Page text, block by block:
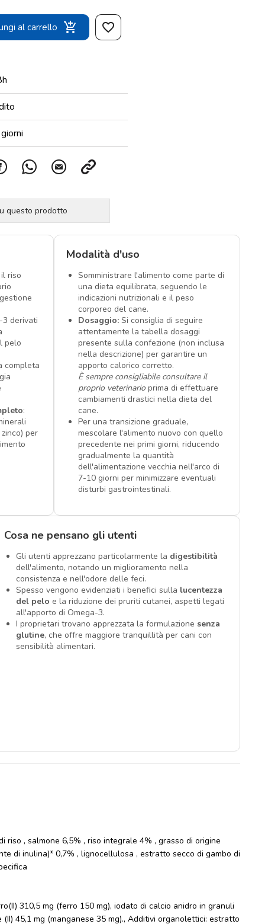
al carrello add_shopping_cart favorite_border
questo prodotto
riso
3 derivati
pelo
completa
:
per
Modalità d'uso
Somministrare l'alimento come parte di
una dieta equilibrata, seguendo le
indicazioni nutrizionali e il peso
corporeo del cane.
Dosaggio: Si consiglia di seguire
attentamente la tabella dosaggi
presente sulla confezione (non inclusa
nella descrizione) per garantire un
apporto calorico corretto.
È sempre consigliabile consultare il
proprio veterinario prima di effettuare
cambiamenti drastici nella dieta del
cane.
Per una transizione graduale,
mescolare l'alimento nuovo con quello
precedente nei primi giorni, riducendo
gradualmente la quantità
dell'alimentazione vecchia nell'arco di
7-10 giorni per minimizzare eventuali
disturbi gastrointestinali.
Cosa ne pensano gli utenti
Gli utenti apprezzano particolarmente la digestibilità
dell'alimento, notando un miglioramento nella
consistenza e nell'odore delle feci.
Spesso vengono evidenziati i benefici sulla lucentezza
del pelo e la riduzione dei pruriti cutanei, aspetti legati
all'apporto di Omega-3.
I proprietari trovano apprezzata la formulazione senza
glutine, che offre maggiore tranquillità per cani con
sensibilità alimentari.
, salmone 6,5% , riso integrale 4% , grasso di origine
di inulina)* 0,7% , lignocellulosa , estratto secco di gambo di
310,5 mg (ferro 150 mg), iodato di calcio anidro in granuli
45,1 mg (manganese 35 mg)., Additivi organolettici: estratto